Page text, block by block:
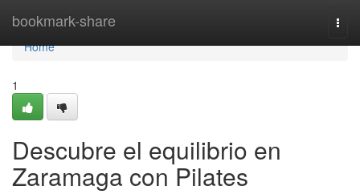
bookmark-share
Home
Home
1
Descubre el equilibrio en
Zaramaga con Pilates